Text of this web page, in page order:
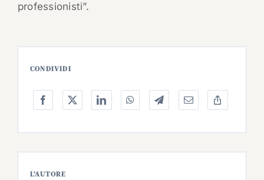
professionisti”.
CONDIVIDI
L’AUTORE